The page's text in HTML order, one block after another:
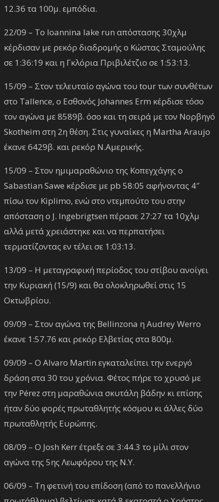
12.36 τα 100μ. εμπόδια.
22/09 – Το Ioannina lake run απόστασης 30χλμ
κέρδισαν με ρεκόρ διαδρομής ο Κώστας Σταμούλης
σε 1:36:19 και η Γκλόρια Πριβιλέτζιο σε 1:53:13.
15/09 – Στον τελευταίο αγώνα του tour των συνθέτων
στο Tallence, ο Εσθονός Johannes Erm κέρδισε τόσο
τον αγώνα με 8589β. όσο και τη σειρά με τον Νορβηγό
Skotheim στη 2η θέση. Στις γυναίκες η Martha Araujo
έκανε 6429β. και ρεκόρ Ν.Αμερικής.
15/09 – Στον ημιμαραθώνιο της Κοπεγχάγης ο
Sabastian Sawe κέρδισε με pb 58:05 αφήνοντας 4″
πίσω τον Kiplimo, ενώ στο ντεμπούτο του στην
απόσταση ο J. Ingebrigtsen πέρασε 27:27 τα 10χλμ
αλλά μετά χρειάστηκε και να περπατήσει
τερματίζοντας εν τέλει σε 1:03:13.
13/09 – Η μεταγραφική περίοδος του στίβου ανοίγει
την Κυριακή (15/9) και θα ολοκληρωθεί στις 15
Οκτωβρίου.
09/09 – Στον αγώνα της Bellinzona η Audrey Werro
έκανε 1:57.76 και ρεκόρ Ελβετίας στα 800μ.
09/09 – Ο Alvaro Martin εγκαταλείπει την ενεργό
δράση στα 30 του χρόνια. Φέτος πήρε το χρυσό με
την Pérez στη μαραθώνια σκυτάλη βάδην κι επίσης
ήταν δύο φορές πρωταθλητής κόσμου κι άλλες δύο
πρωταθλητής Ευρώπης.
08/09 – O Josh Kerr έτρεξε σε 3:44.3 το μίλι στον
αγώνα της 5ης Λεωφόρου της Ν.Υ.
06/09 – Τη φετινή του επίδοση (από το πανελλήνιο